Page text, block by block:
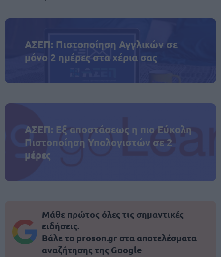
ΑΣΕΠ: Πιστοποίηση Αγγλικών σε
μόνο 2 ημέρες στα χέρια σας
ΑΣΕΠ: Εξ αποστάσεως η πιο Εύκολη
Πιστοποίηση Υπολογιστών σε 2
μέρες
Μάθε πρώτος όλες τις σημαντικές
ειδήσεις.
Βάλε το proson.gr στα αποτελέσματα
αναζήτησης της Google